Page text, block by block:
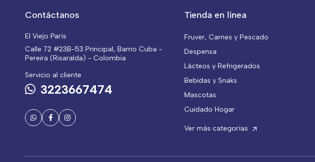
Contáctanos
El Viejo París
Calle 72 #23B-53 Principal, Barrio Cuba -
Pereira (Risaralda) - Colombia
Servicio al cliente
3223667474
Tienda en línea
Fruver, Carnes y Pescado
Despensa
Lácteos y Refrigerados
Bebidas y Snaks
Mascotas
Cuidado Hogar
Ver más categorías